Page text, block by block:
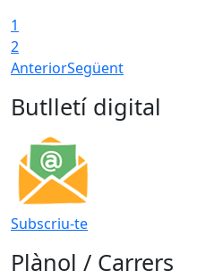
1
2
AnteriorSegüent
Butlletí digital
Subscriu-te
Plànol / Carrers